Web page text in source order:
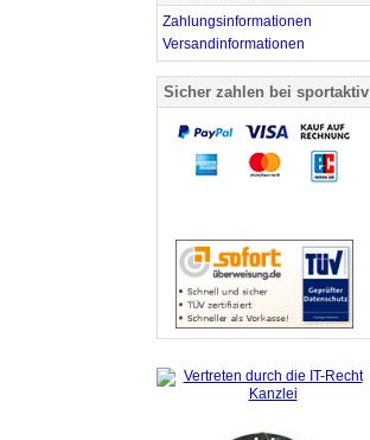
Zahlungsinformationen
Versandinformationen
Sicher zahlen bei sportaktiv